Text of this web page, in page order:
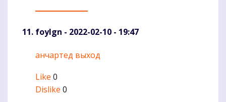
foylgn - 2022-02-10 - 19:47
Komentaras
анчартед выход
Like 0
Dislike 0